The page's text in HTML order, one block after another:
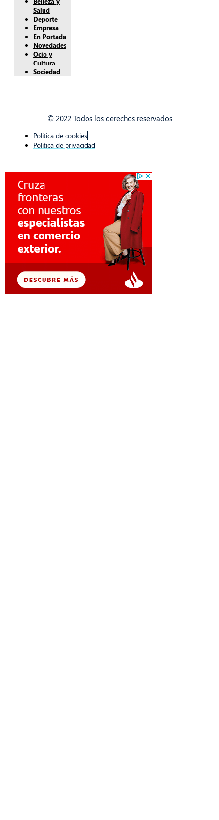
Salud
Deporte
Empresa
En Portada
Novedades
Ocio y
Cultura
Sociedad
© 2022 Todos los derechos reservados
Politica de cookies
Politica de privacidad